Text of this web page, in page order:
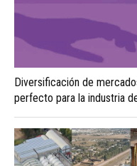
Diversificación de
perfecto para la industria